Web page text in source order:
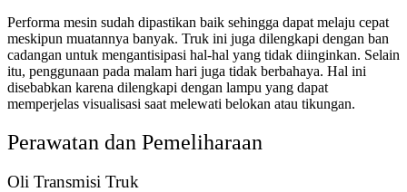
Performa mesin sudah dipastikan baik sehingga dapat melaju cepat
meskipun muatannya banyak. Truk ini juga dilengkapi dengan ban
cadangan untuk mengantisipasi hal-hal yang tidak diinginkan. Selain
itu, penggunaan pada malam hari juga tidak berbahaya. Hal ini
disebabkan karena dilengkapi dengan lampu yang dapat
memperjelas visualisasi saat melewati belokan atau tikungan.
Perawatan dan Pemeliharaan
Oli Transmisi Truk